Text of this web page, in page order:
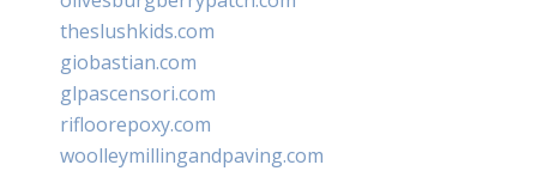
theslushkids.com
giobastian.com
glpascensori.com
rifloorepoxy.com
woolleymillingandpaving.com